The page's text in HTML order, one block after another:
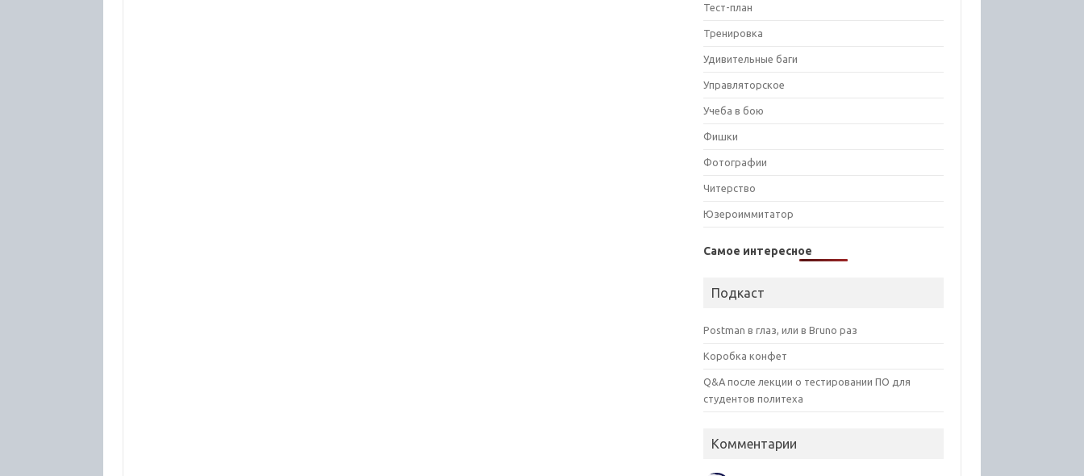
Тест-план
Тренировка
Удивительные баги
Управляторское
Учеба в бою
Фишки
Фотографии
Читерство
Юзероиммитатор
Самое интересное
Подкаст
Postman в глаз, или в Bruno раз
Коробка конфет
Q&A после лекции о тестировании ПО для
студентов политеха
Комментарии